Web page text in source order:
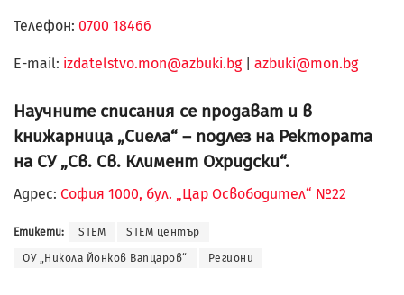
Телефон: 0700 18466
Е-mail: izdatelstvo.mon@azbuki.bg| azbuki@mon.bg
Научните списания се продават и в
книжарница „Сиела“ – подлез на Ректората
на СУ „Св. Св. Климент Охридски“.
Адрес: София 1000, бул. „Цар Освободител“ №22
Етикети: STEM STEM център
ОУ „Никола Йонков Вапцаров“ Региони